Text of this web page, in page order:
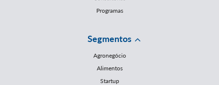
Programas
Segmentos
Agronegócio
Alimentos
Startup